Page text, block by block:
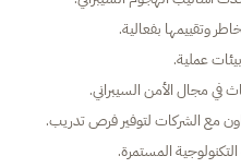
وتقييمها بفعالية.
عملية.
مجال الأمن السيبراني.
مع الشركات لتوفير فرص تدريب.
المستمرة.